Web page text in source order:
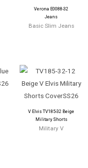
Verona E0088-32
Jeans
Basic Slim Jeans
V Elvis TV185-32 Beige
Military Shorts
Military V